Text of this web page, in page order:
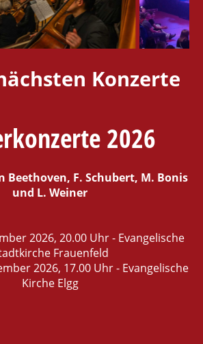
Konzerte
2026
Beethoven, F. Schubert, M. Bonis
und L. Weiner
2026, 20.00 Uhr - Evangelische
Frauenfeld
2026, 17.00 Uhr - Evangelische
Kirche Elgg